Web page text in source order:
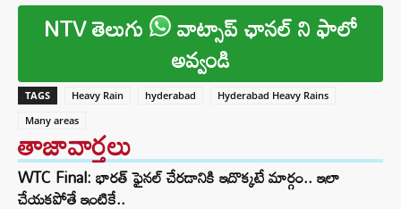
NTV తెలుగు వాట్సాప్ ఛానల్ ని ఫాలో
అవ్వండి
TAGS Heavy Rain hyderabad
Hyderabad Heavy Rains
Many areas
తాజావార్తలు
WTC Final: భారత్ ఫైనల్ చేరడానికి ఇదొక్కటే మార్గం.. ఇలా
చేయకపోతే ఇంటికే..